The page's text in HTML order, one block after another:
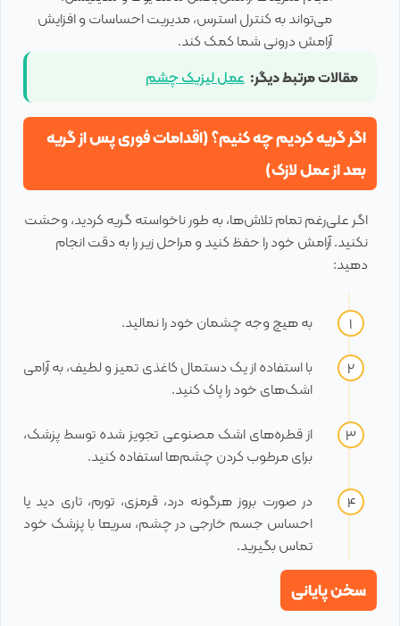
می‌تواند به کنترل استرس، مدیریت احساسات و افزایش
آرامش درونی شما کمک کند.
مقالات مرتبط دیگر: عمل لیزیک چشم
اگر گریه کردیم چه کنیم؟ (اقدامات فوری پس از گریه
بعد از عمل لازک)
اگر علی‌رغم تمام تلاش‌ها، به طور ناخواسته گریه کردید، وحشت
نکنید. آرامش خود را حفظ کنید و مراحل زیر را به دقت انجام
دهید:
به هیچ وجه چشمان خود را نمالید.
با استفاده از یک دستمال کاغذی تمیز و لطیف، به آرامی
اشک‌های خود را پاک کنید.
از قطره‌های اشک مصنوعی تجویز شده توسط پزشک،
برای مرطوب کردن چشم‌ها استفاده کنید.
در صورت بروز هرگونه درد، قرمزی، تورم، تاری دید یا
احساس جسم خارجی در چشم، سریعا با پزشک خود
تماس بگیرید.
سخن پایانی